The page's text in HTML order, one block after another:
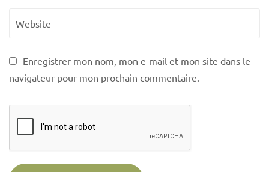
Enregistrer mon nom, mon e-mail et mon site dans le
navigateur pour mon prochain commentaire.